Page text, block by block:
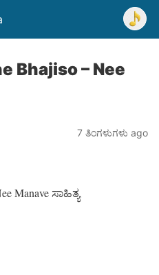
Bhajiso – Nee
7 ತಿಂಗಳುಗಳು ago
Manave ಸಾಹಿತ್ಯ